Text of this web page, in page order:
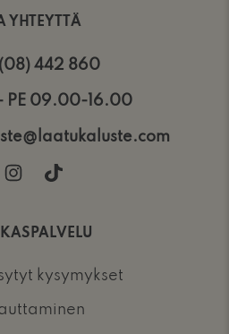
YHTEYTTÄ
(08) 442 860
PE 09.00-16.00
kysymykset